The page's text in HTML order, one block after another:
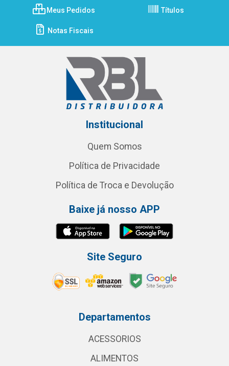
Meus Pedidos Títulos
Notas Fiscais
Institucional
Quem Somos
Política de Privacidade
Política de Troca e Devolução
Baixe já nosso APP
Site Seguro
Departamentos
ACESSORIOS
ALIMENTOS